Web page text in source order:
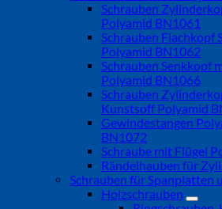
Schrauben
Polyamid BN1061
Schrauben Flachkopf
Polyamid BN1062
Schrauben Senkkopf
Polyamid BN1066
Schrauben
Kunstsoff Polyamid
Gewindestangen
BN1072
Schraube mit Flügel
Rändelhauben für
Schrauben für Spanplatten
Holzschrauben